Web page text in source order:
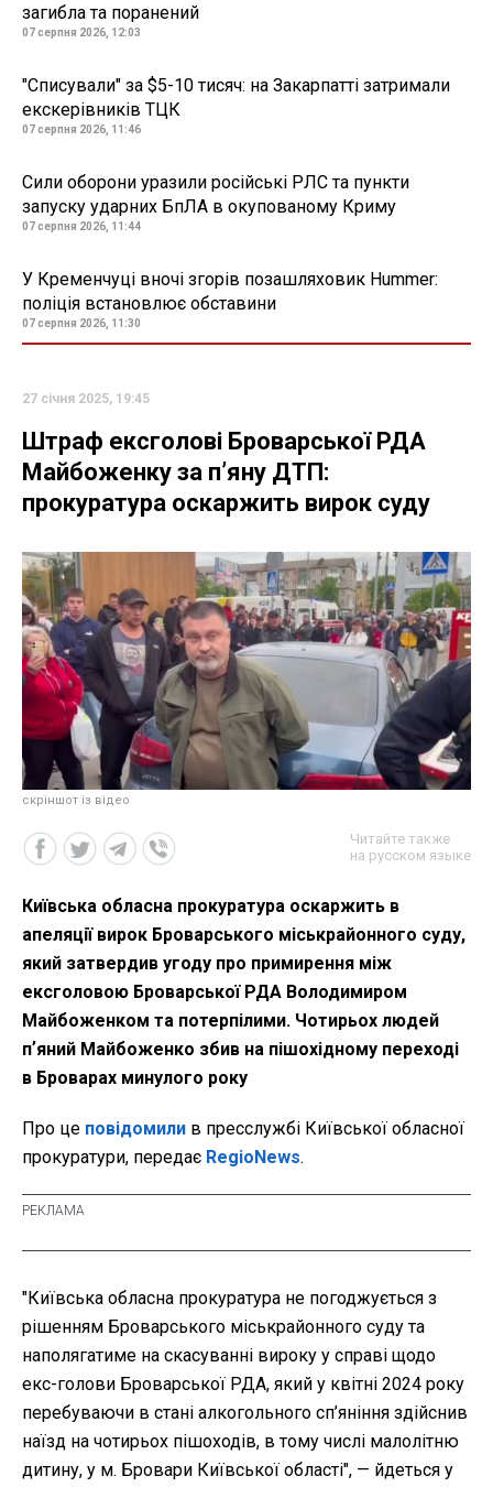
загибла та поранений
07 серпня 2026, 12:03
"Списували" за $5-10 тисяч: на Закарпатті затримали
екскерівників ТЦК
07 серпня 2026, 11:46
Сили оборони уразили російські РЛС та пункти
запуску ударних БпЛА в окупованому Криму
07 серпня 2026, 11:44
У Кременчуці вночі згорів позашляховик Hummer:
поліція встановлює обставини
07 серпня 2026, 11:30
27 січня 2025, 19:45
Штраф ексголові Броварської РДА
Майбоженку за пʼяну ДТП:
прокуратура оскаржить вирок суду
скріншот із відео
Читайте также
на русском языке
Київська обласна прокуратура оскаржить в
апеляції вирок Броварського міськрайонного суду,
який затвердив угоду про примирення між
ексголовою Броварської РДА Володимиром
Майбоженком та потерпілими. Чотирьох людей
пʼяний Майбоженко збив на пішохідному переході
в Броварах минулого року
Про це повідомили в пресслужбі Київської обласної
прокуратури, передає RegioNews.
"Київська обласна прокуратура не погоджується з
рішенням Броварського міськрайонного суду та
наполягатиме на скасуванні вироку у справі щодо
екс-голови Броварської РДА, який у квітні 2024 року
перебуваючи в стані алкогольного сп’яніння здійснив
наїзд на чотирьох пішоходів, в тому числі малолітню
дитину, у м. Бровари Київської області", — йдеться у